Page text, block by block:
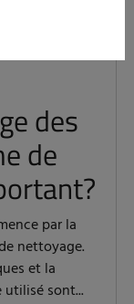
des
de
par la
nettoyage.
et la
sont...